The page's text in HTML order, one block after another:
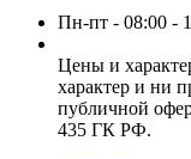
Пн-пт - 08:00 -
Цены и
характер и ни
публичной
435 ГК РФ.